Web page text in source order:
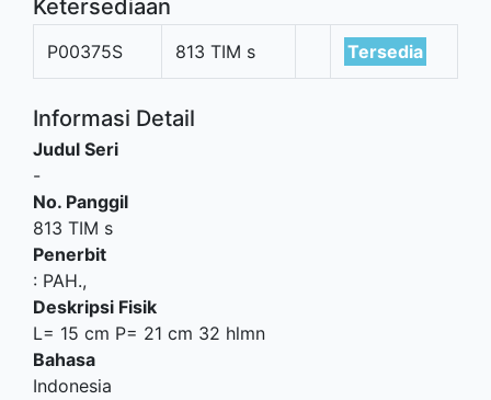
Ketersediaan
P00375S 813 TIM s Tersedia
Informasi Detail
Judul Seri
-
No. Panggil
813 TIM s
Penerbit
: PAH.,
Deskripsi Fisik
L= 15 cm P= 21 cm 32 hlmn
Bahasa
Indonesia